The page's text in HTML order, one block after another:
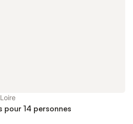
pour 14 personnes